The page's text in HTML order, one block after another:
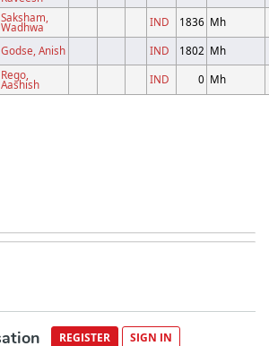
Saksham,
Wadhwa IND 1836 Mh
Godse, Anish IND 1802 Mh
Rego,
Aashish IND 0 Mh